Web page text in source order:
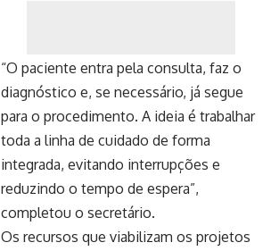
“O paciente entra pela consulta, faz o
diagnóstico e, se necessário, já segue
para o procedimento. A ideia é trabalhar
toda a linha de cuidado de forma
integrada, evitando interrupções e
reduzindo o tempo de espera”,
completou o secretário.
Os recursos que viabilizam os projetos